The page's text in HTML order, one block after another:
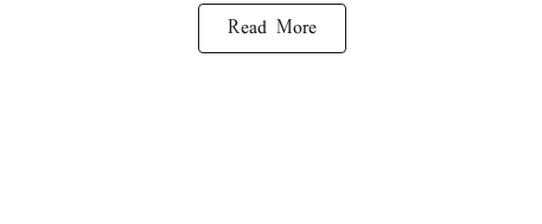
Read More